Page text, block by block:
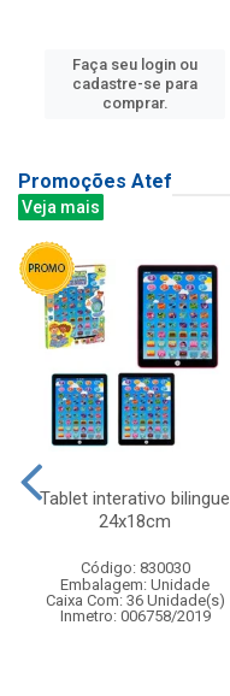
Faça seu login ou
cadastre-se para
comprar.
Promoções Atef
Veja mais
Tablet interativo bilingue
24x18cm
Código: 830030
Embalagem: Unidade
Caixa Com: 36 Unidade(s)
Inmetro: 006758/2019